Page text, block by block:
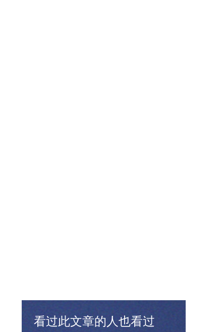
看过此文章的人也看过